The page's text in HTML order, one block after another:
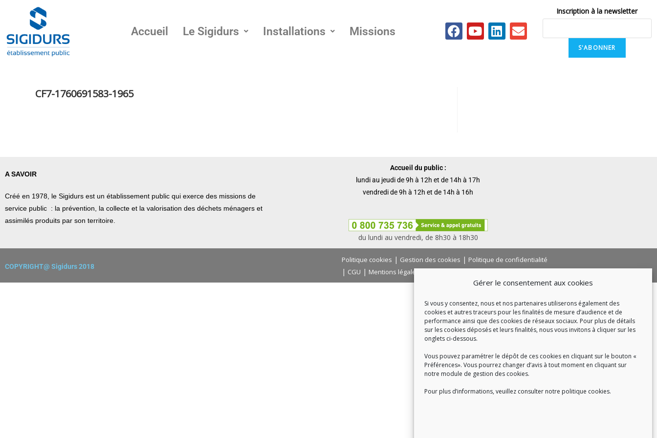
Gérer le consentement aux cookies
Si vous y consentez, nous et nos partenaires utiliserons également des
cookies et autres traceurs pour les finalités de mesure d’audience et de
performance ainsi que des cookies de réseaux sociaux. Pour plus de détails
sur les cookies déposés et leurs finalités, nous vous invitons à cliquer sur les
onglets ci-dessous.
Vous pouvez paramétrer le dépôt de ces cookies en cliquant sur le bouton «
Préférences». Vous pourrez changer d’avis à tout moment en cliquant sur
notre module de gestion des cookies.
Pour plus d’informations, veuillez consulter notre politique cookies.
Accueil Le Sigidurs Installations Missions
Inscription à la newsletter
S'ABONNER
CF7-1760691583-1965
A SAVOIR
Créé en 1978, le Sigidurs est un établissement public qui exerce des missions de
service public : la prévention, la collecte et la valorisation des déchets ménagers et
assimilés produits par son territoire.
Accueil du public :
lundi au jeudi de 9h à 12h et de 14h à 17h
vendredi de 9h à 12h et de 14h à 16h
du lundi au vendredi, de 8h30 à 18h30
COPYRIGHT@ Sigidurs 2018
Politique cookies | Gestion des cookies | Politique de confidentialité
| CGU | Mentions légales | | |